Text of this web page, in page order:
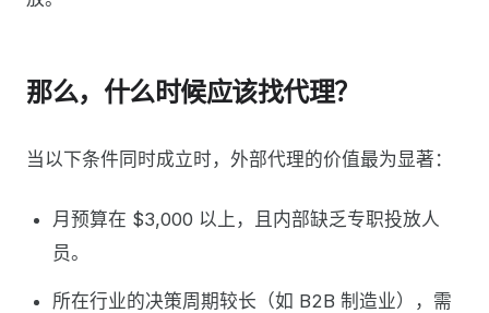
那么，什么时候应该找代理？
当以下条件同时成立时，外部代理的价值最为显著：
月预算在 $3,000 以上，且内部缺乏专职投放人
员。
所在行业的决策周期较长（如 B2B 制造业），需